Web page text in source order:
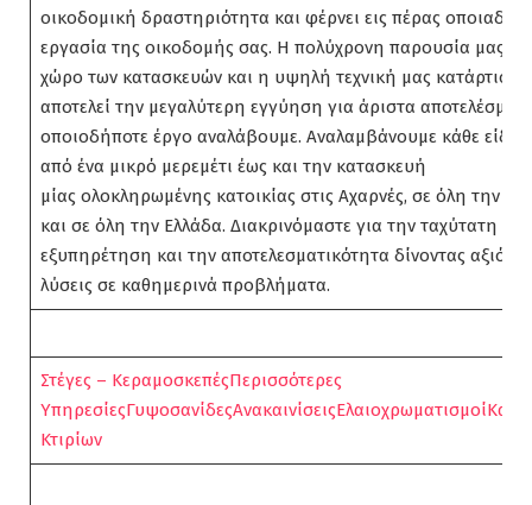
οικοδομική δραστηριότητα και φέρνει εις πέρας
εργασία της οικοδομής σας. Η πολύχρονη παρουσία μας
χώρο των κατασκευών και η υψηλή τεχνική μας κατάρτιση
αποτελεί την μεγαλύτερη εγγύηση για άριστα
οποιοδήποτε έργο αναλάβουμε. Αναλαμβάνουμε κάθε
από ένα μικρό μερεμέτι έως και την κατασκευή
μίας ολοκληρωμένης κατοικίας στις Αχαρνές, σε όλη την
και σε όλη την Ελλάδα. Διακρινόμαστε για την ταχύτατη
εξυπηρέτηση και την αποτελεσματικότητα δίνοντας
λύσεις σε καθημερινά προβλήματα.
Στέγες – KεραμοσκεπέςΠερισσότερες
ΥπηρεσίεςΓυψοσανίδεςΑνακαινίσειςΕλαιοχρωματισμοί
Κτιρίων